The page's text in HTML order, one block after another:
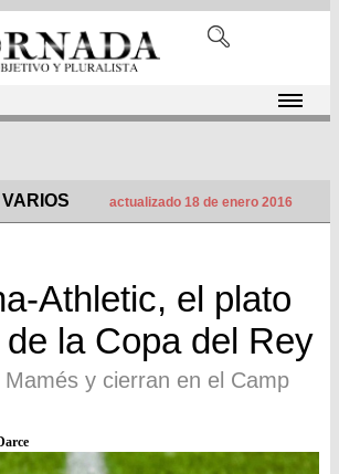
VARIOS actualizado 18 de enero 2016
Athletic, el plato
la Copa del Rey
y cierran en el Camp